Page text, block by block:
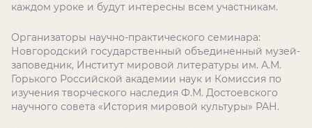
каждом уроке и будут интересны всем участникам.
Организаторы научно-практического семинара:
Новгородский государственный объединенный музей-
заповедник, Институт мировой литературы им. А.М.
Горького Российской академии наук и Комиссия по
изучения творческого наследия Ф.М. Достоевского
научного совета «История мировой культуры» РАН.